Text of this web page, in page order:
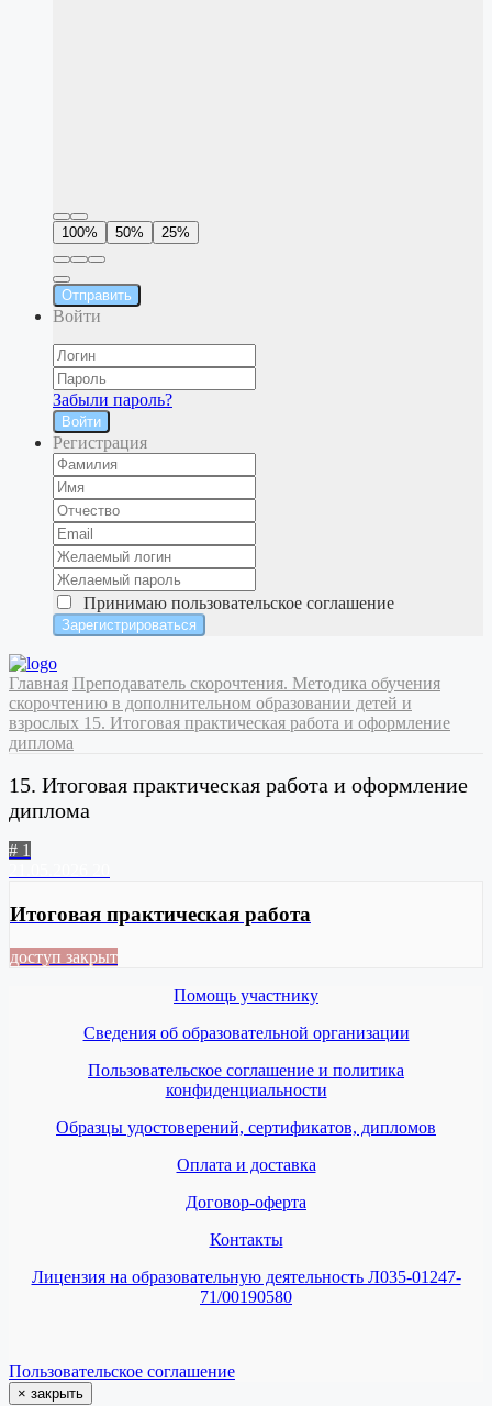
100% 50% 25%
Отправить
Войти
Забыли пароль?
Войти
Регистрация
Принимаю пользовательское соглашение
Главная Преподаватель скорочтения. Методика обучения
скорочтению в дополнительном образовании детей и
взрослых 15. Итоговая практическая работа и оформление
диплома
15. Итоговая практическая работа и оформление
диплома
# 1
Итоговая практическая работа
доступ закрыт
Помощь участнику
Сведения об образовательной организации
Пользовательское соглашение и политика
конфиденциальности
Образцы удостоверений, сертификатов, дипломов
Оплата и доставка
Договор-оферта
Контакты
Лицензия на образовательную деятельность Л035-01247-
71/00190580
Пользовательское соглашение
× закрыть